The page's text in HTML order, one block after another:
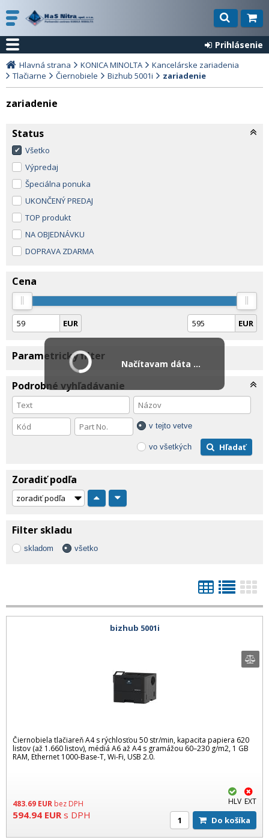
Prihlásenie
Hlavná strana KONICA MINOLTA
Kancelárske zariadenia
Tlačiarne
Čiernobiele Bizhub 5001i zariadenie
zariadenie
Status
Všetko
Výpredaj
Špeciálna ponuka
UKONČENÝ PREDAJ
TOP produkt
NA OBJEDNÁVKU
DOPRAVA ZDARMA
Cena
EUR EUR
Parametrický filter
Podrobné vyhľadávanie
v tejto vetve
vo všetkých Hľadať
Zoradiť podľa
Filter skladu
skladom všetko
bizhub 5001i
Čiernobiela tlačiareň A4 s rýchlosťou 50 str/min, kapacita papiera 620
listov (až 1.660 listov), médiá A6 až A4 s gramážou 60–230 g/m2, 1 GB
RAM, Ethernet 1000-Base-T, Wi-Fi, USB 2.0.
483.69 EUR bez DPH
594.94 EUR s DPH
HLV EXT
Do košíka
Načítavam dáta ...